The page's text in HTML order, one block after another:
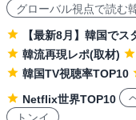
グローバル視点で読む
【最新8月】韓国で
韓流再現レポ(取材)
韓国TV視聴率TOP10
Netflix世界TOP10